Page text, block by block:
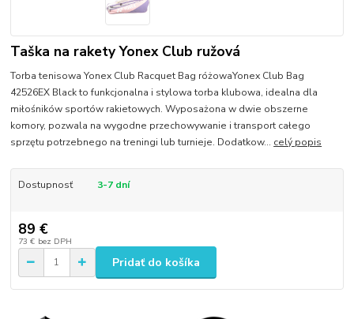
Taška na rakety Yonex Club ružová
Torba tenisowa Yonex Club Racquet Bag różowaYonex Club Bag
42526EX Black to funkcjonalna i stylowa torba klubowa, idealna dla
miłośników sportów rakietowych. Wyposażona w dwie obszerne
komory, pozwala na wygodne przechowywanie i transport całego
sprzętu potrzebnego na treningi lub turnieje. Dodatkow... celý popis
Dostupnosť 3-7 dní
89 €
73 € bez DPH
Pridať do košíka